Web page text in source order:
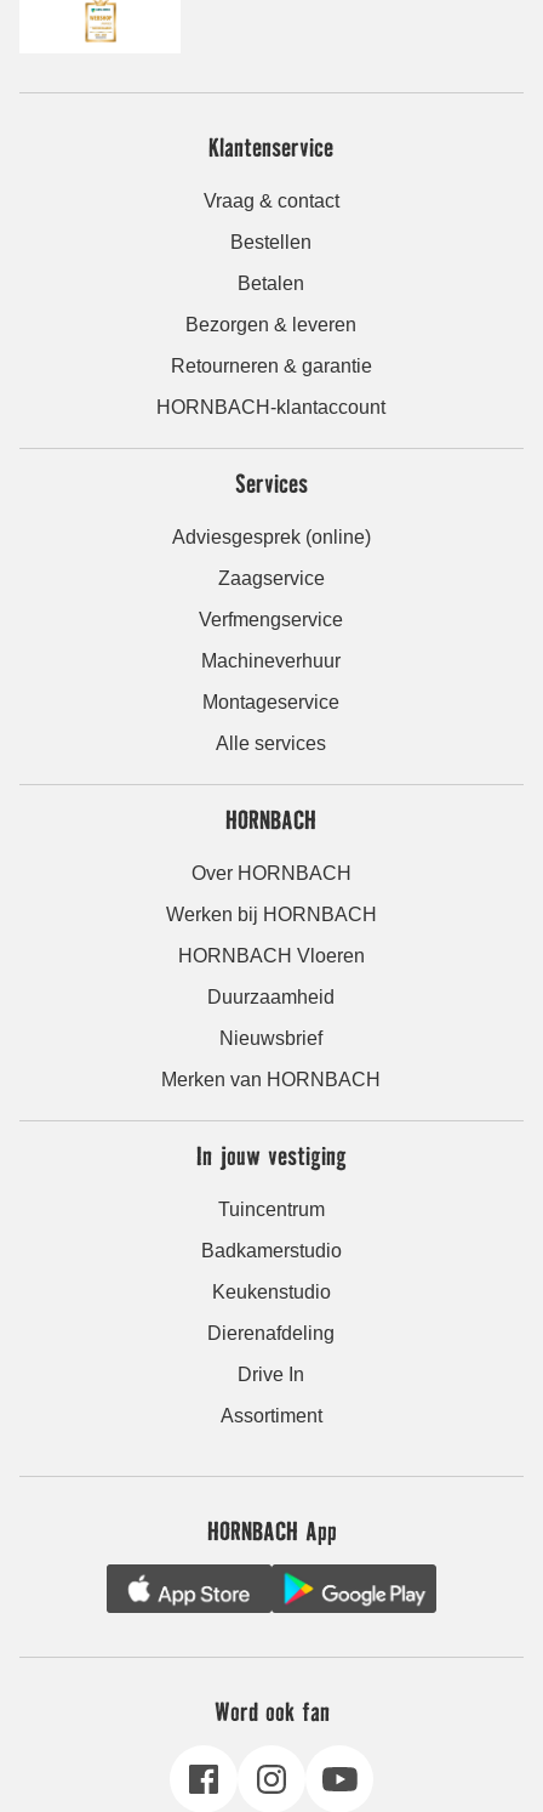
Klantenservice
Vraag & contact
Bestellen
Betalen
Bezorgen & leveren
Retourneren & garantie
HORNBACH-klantaccount
Services
Adviesgesprek (online)
Zaagservice
Verfmengservice
Machineverhuur
Montageservice
Alle services
HORNBACH
Over HORNBACH
Werken bij HORNBACH
HORNBACH Vloeren
Duurzaamheid
Nieuwsbrief
Merken van HORNBACH
In jouw vestiging
Tuincentrum
Badkamerstudio
Keukenstudio
Dierenafdeling
Drive In
Assortiment
HORNBACH App
Word ook fan